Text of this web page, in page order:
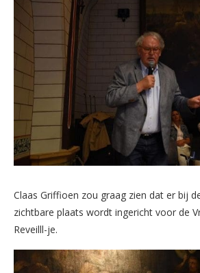
Claas Griffioen zou graag zien dat er bij
zichtbare plaats wordt ingericht voor de
Reveilll-je.